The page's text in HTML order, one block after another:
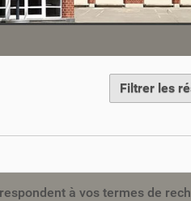
Filtrer les
à vos termes de